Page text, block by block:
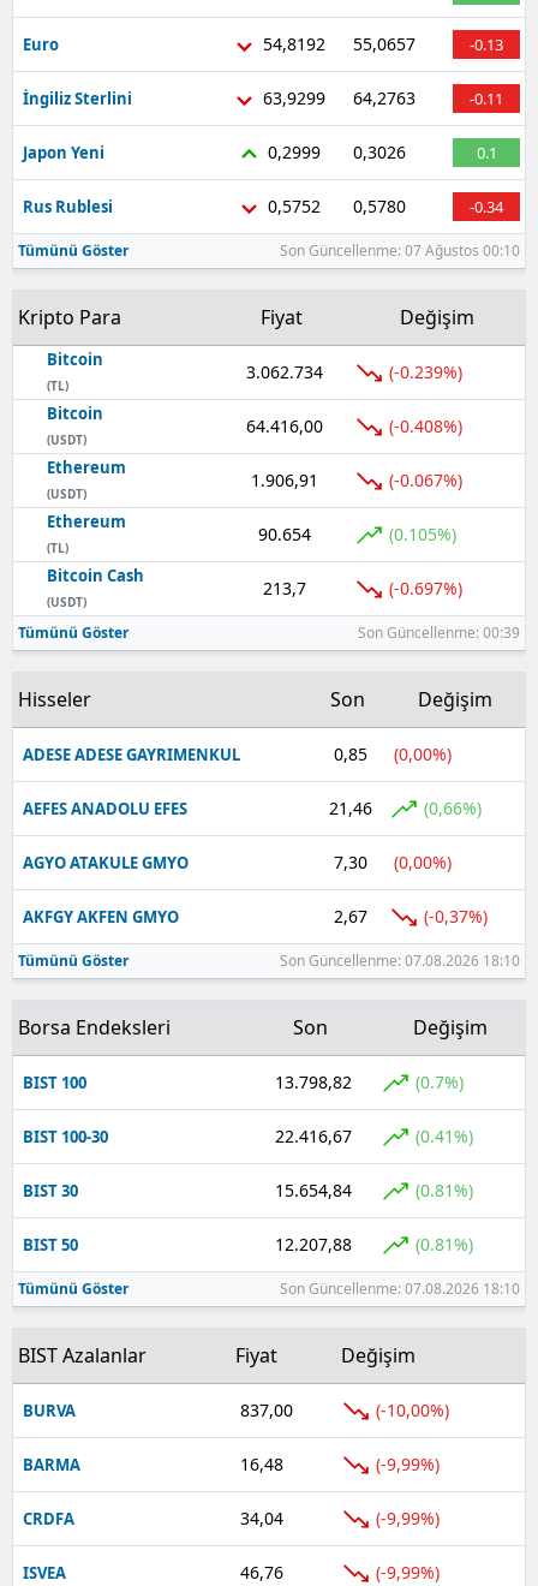
Yozgat
Zonguldak
Aksaray
Karaman
Batman
Şırnak
Bartın
Ardahan
Iğdır
Yalova
Karabük
Osmaniye
Düzce
Euro 54,8192 55,0657 -0.13
İngiliz Sterlini 63,9299 64,2763 -0.11
Japon Yeni 0,2999 0,3026 0.1
Rus Rublesi 0,5752 0,5780 -0.34
Tümünü Göster Son Güncellenme: 07 Ağustos 00:10
Kripto Para Fiyat Değişim
Bitcoin
(TL)
3.062.734 (-0.239%)
Bitcoin
(USDT)
64.416,00 (-0.408%)
Ethereum
(USDT)
1.906,91 (-0.067%)
Ethereum
(TL)
90.654 (0.105%)
Bitcoin Cash
(USDT)
213,7 (-0.697%)
Tümünü Göster Son Güncellenme: 00:39
Hisseler Son Değişim
ADESE ADESE GAYRIMENKUL 0,85 (0,00%)
AEFES ANADOLU EFES 21,46 (0,66%)
AGYO ATAKULE GMYO 7,30 (0,00%)
AKFGY AKFEN GMYO 2,67 (-0,37%)
Tümünü Göster Son Güncellenme: 07.08.2026 18:10
Borsa Endeksleri Son Değişim
BIST 100 13.798,82 (0.7%)
BIST 100-30 22.416,67 (0.41%)
BIST 30 15.654,84 (0.81%)
BIST 50 12.207,88 (0.81%)
Tümünü Göster Son Güncellenme: 07.08.2026 18:10
BIST Azalanlar Fiyat Değişim
BURVA 837,00 (-10,00%)
BARMA 16,48 (-9,99%)
CRDFA 34,04 (-9,99%)
ISVEA 46,76 (-9,99%)